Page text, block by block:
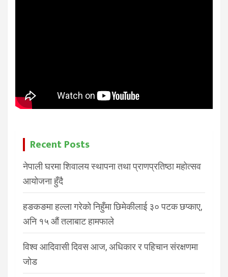
Recent Posts
नेपाली घरमा शिवालय स्थापना तथा प्राणप्रतिष्ठा महोत्सव
आयोजना हुँदै
हङकङमा हल्ला गरेको निहुँमा छिमेकीलाई ३० पटक छप्काए,
अनि १५ औं तलाबाट हामफाले
विश्व आदिवासी दिवस आज, अधिकार र पहिचान संरक्षणमा
जोड